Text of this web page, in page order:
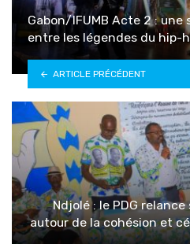
Gabon/IFUMB Acte 2 :
entre les légendes du hip-
ARTICLE PRÉCÉDENT
Ndjolé : le PDG
autour de la cohésion et